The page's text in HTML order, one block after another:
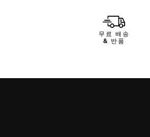
무료 배송
& 반품